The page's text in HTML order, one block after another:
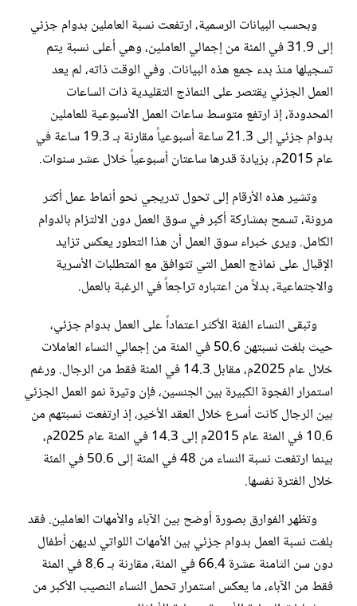
وبحسب البيانات الرسمية، ارتفعت نسبة العاملين بدوام جزئي
إلى 31.9 في المئة من إجمالي العاملين، وهي أعلى نسبة يتم
تسجيلها منذ بدء جمع هذه البيانات. وفي الوقت ذاته، لم يعد
العمل الجزئي يقتصر على النماذج التقليدية ذات الساعات
المحدودة، إذ ارتفع متوسط ساعات العمل الأسبوعية للعاملين
بدوام جزئي إلى 21.3 ساعة أسبوعياً مقارنة بـ 19.3 ساعة في
عام 2015م، بزيادة قدرها ساعتان أسبوعياً خلال عشر سنوات.
وتشير هذه الأرقام إلى تحول تدريجي نحو أنماط عمل أكثر
مرونة، تسمح بمشاركة أكبر في سوق العمل دون الالتزام بالدوام
الكامل. ويرى خبراء سوق العمل أن هذا التطور يعكس تزايد
الإقبال على نماذج العمل التي تتوافق مع المتطلبات الأسرية
والاجتماعية، بدلاً من اعتباره تراجعاً في الرغبة بالعمل.
وتبقى النساء الفئة الأكثر اعتماداً على العمل بدوام جزئي،
حيث بلغت نسبتهن 50.6 في المئة من إجمالي النساء العاملات
خلال عام 2025م، مقابل 14.3 في المئة فقط من الرجال. ورغم
استمرار الفجوة الكبيرة بين الجنسين، فإن وتيرة نمو العمل الجزئي
بين الرجال كانت أسرع خلال العقد الأخير، إذ ارتفعت نسبتهم من
10.6 في المئة عام 2015م إلى 14.3 في المئة عام 2025م،
بينما ارتفعت نسبة النساء من 48 في المئة إلى 50.6 في المئة
خلال الفترة نفسها.
وتظهر الفوارق بصورة أوضح بين الآباء والأمهات العاملين. فقد
بلغت نسبة العمل بدوام جزئي بين الأمهات اللواتي لديهن أطفال
دون سن الثامنة عشرة 66.4 في المئة، مقارنة بـ 8.6 في المئة
فقط من الآباء، ما يعكس استمرار تحمل النساء النصيب الأكبر من